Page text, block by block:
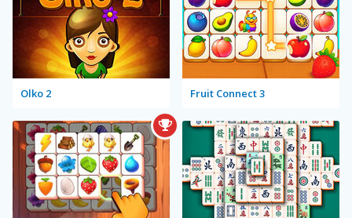
Olko 2 Fruit Connect 3